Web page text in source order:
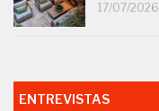
17/07/2026
ENTREVISTAS